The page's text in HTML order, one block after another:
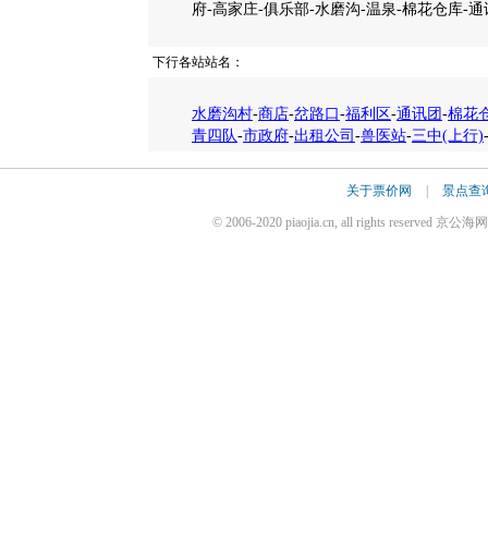
府-高家庄-俱乐部-水磨沟-温泉-棉花仓库-
下行各站站名：
水磨沟村-商店-岔路口 -福利区-通讯团 -棉花
青四队-市政府-出租公司 -兽医站-三中(上行)-
关于票价网 景点查
© 2006-2020 piaojia.cn, all rights reserved 京公海